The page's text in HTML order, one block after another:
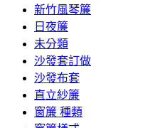
新竹風琴簾
日夜簾
未分類
沙發套訂做
沙發布套
直立紗簾
窗簾 種類